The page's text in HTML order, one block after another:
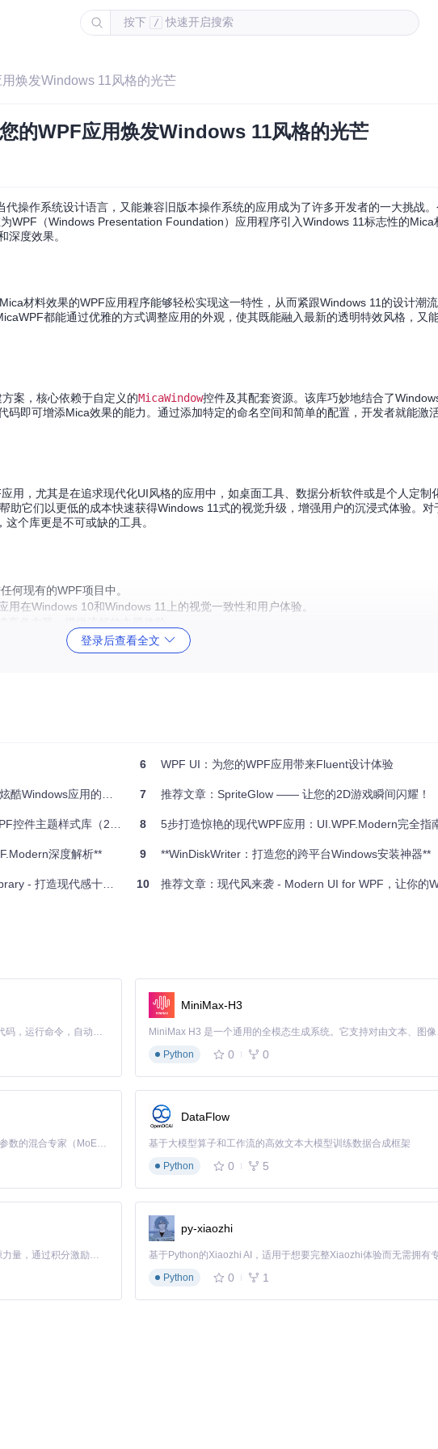
按下 / 快速开启搜索
焕发Windows 11风格的光芒
WPF应用焕发Windows 11风格的光芒
操作系统设计语言，又能兼容旧版本操作系统的应用成为了许多开发者的一大挑战
为WPF（Windows Presentation Foundation）应用程序引入Windows 11标志性的Mica
深度效果。
材料效果的WPF应用程序能够轻松实现这一特性，从而紧跟Windows 11的设计潮
都能通过优雅的方式调整应用的外观，使其既能融入最新的透明特效风格，又
案，核心依赖于自定义的MicaWindow控件及其配套资源。该库巧妙地结合了
码即可增添Mica效果的能力。通过添加特定的命名空间和简单的配置，开发者就能激
用，尤其是在追求现代化UI风格的应用中，如桌面工具、数据分析软件或是个人定制
助它们以更低的成本快速获得Windows 11式的视觉升级，增强用户的沉浸式体验。对
个库更是不可或缺的工具。
何现有的WPF项目中。
用在Windows 10和Windows 11上的视觉一致性和用户体验。
便开发者快速上手。
目，MicaWPF欢迎社区贡献，提供了问题反馈和功能请求的渠道，鼓励开发者参与改进
登录后查看全文
应用的利器
式库（2021修正版）推荐
深度解析**
现代感十足的WPF应用
6 WPF UI：为您的WPF应用带来Fluent设计体验
7 推荐文章：SpriteGlow —— 让您的2D游戏瞬间闪耀！
8 5步打造惊艳的现代WPF应用：UI.WPF.Modern完全指
9 **WinDiskWriter：打造您的跨平台Windows安装神器**
10 推荐文章：现代风来袭 - Modern UI for WPF，让你的WPF
Claude Code 的开源替代方案。连接任意大模型，编辑代码，运行命令，自动验证 — 全自动执行。用 Rust 构建，极致性能。 ｜ An open-source alternative to Claude Code. Connect any LLM, edit code, run commands, and verify changes — autonomously. Built in Rust for speed. Get Started
MiniMax-H3
Python
0 0
Kimi K3 是Kimi能力最强的模型：这是一个拥有 2.8 万亿参数的混合专家（MoE）模型，具备原生视觉理解能力，并支持 100 万 token 的上下文窗口。
DataFlow
基于大模型算子和工作流的高效文本大模型训练数据合成框架
Python
0 5
「源启盛夏」暑期校园开发者成长计划旨在激活校园开源力量，通过积分激励、认证扶持、资源倾斜等形式，引导高校组织和开发者完成「入驻 — 建项目 — 做贡献 — 获认证 — 得资源」的完整闭环。无论你是想带领社团入驻平台的组织者，还是希望用代码贡献证明自己的开发者，都能在这里找到属于你的成长路径。
py-xiaozhi
Python
0 1